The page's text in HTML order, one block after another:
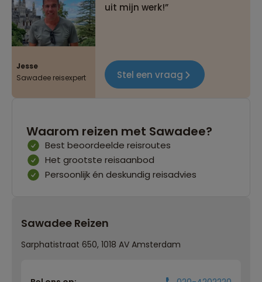
Jesse
Sawadee reisexpert
uit mijn werk!
Stel een vraag
Waarom reizen met Sawadee?
Best beoordeelde reisroutes
Het grootste reisaanbod
Persoonlijk én deskundig reisadvies
Sawadee Reizen
Sarphatistraat 650, 1018 AV Amsterdam